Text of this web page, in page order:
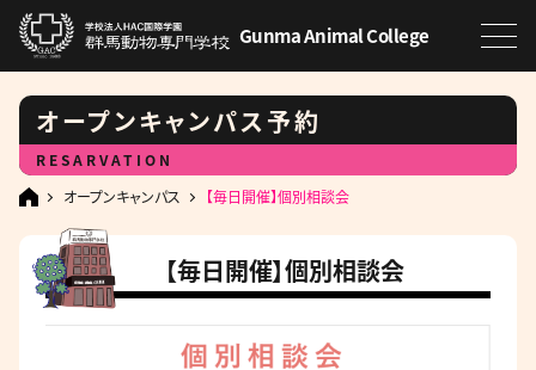
Gunma Animal College
オープンキャンパス予約
RESARVATION
オープンキャンパス
【毎日開催】個別相談会
【毎日開催】個別相談会